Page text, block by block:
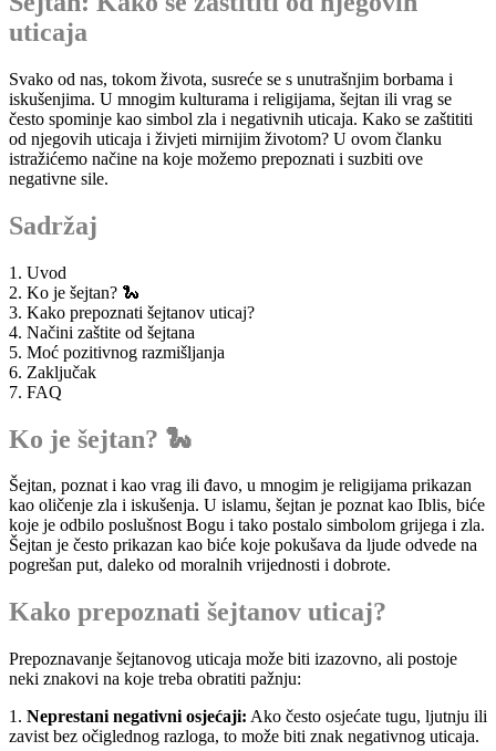
uticaja
Svako od nas, tokom života, susreće se s unutrašnjim borbama i
iskušenjima. U mnogim kulturama i religijama, šejtan ili vrag se
često spominje kao simbol zla i negativnih uticaja. Kako se zaštititi
od njegovih uticaja i živjeti mirnijim životom? U ovom članku
istražićemo načine na koje možemo prepoznati i suzbiti ove
negativne sile.
Sadržaj
1. Uvod
2. Ko je šejtan? 🐍
3. Kako prepoznati šejtanov uticaj?
4. Načini zaštite od šejtana
5. Moć pozitivnog razmišljanja
6. Zaključak
7. FAQ
Ko je šejtan? 🐍
Šejtan, poznat i kao vrag ili đavo, u mnogim je religijama prikazan
kao oličenje zla i iskušenja. U islamu, šejtan je poznat kao Iblis, biće
koje je odbilo poslušnost Bogu i tako postalo simbolom grijega i zla.
Šejtan je često prikazan kao biće koje pokušava da ljude odvede na
pogrešan put, daleko od moralnih vrijednosti i dobrote.
Kako prepoznati šejtanov uticaj?
Prepoznavanje šejtanovog uticaja može biti izazovno, ali postoje
neki znakovi na koje treba obratiti pažnju:
1. Neprestani negativni osjećaji: Ako često osjećate tugu, ljutnju ili
zavist bez očiglednog razloga, to može biti znak negativnog uticaja.